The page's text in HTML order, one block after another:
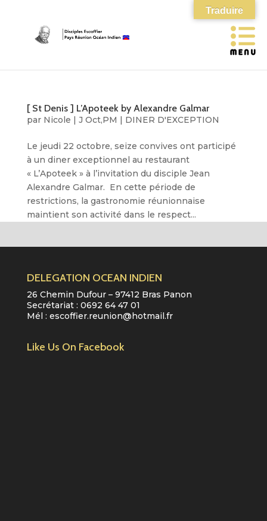
[ St Denis ] L’Apoteek by Alexandre Galmar
par Nicole | J Oct,PM | DINER D'EXCEPTION
Le jeudi 22 octobre, seize convives ont participé
à un diner exceptionnel au restaurant
« L’Apoteek » à l’invitation du disciple Jean
Alexandre Galmar. En cette période de
restrictions, la gastronomie réunionnaise
maintient son activité dans le respect...
DELEGATION OCEAN INDIEN
26 Chemin Dufour – 97412 Bras Panon
Secrétariat : 0692 64 47 01
Mél : escoffier.reunion@hotmail.fr
Like Us On Facebook
Traduire